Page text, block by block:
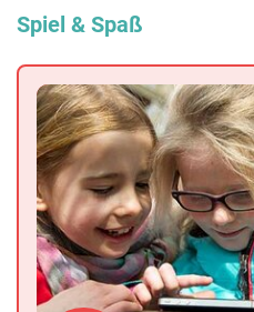
Spiel & Spaß